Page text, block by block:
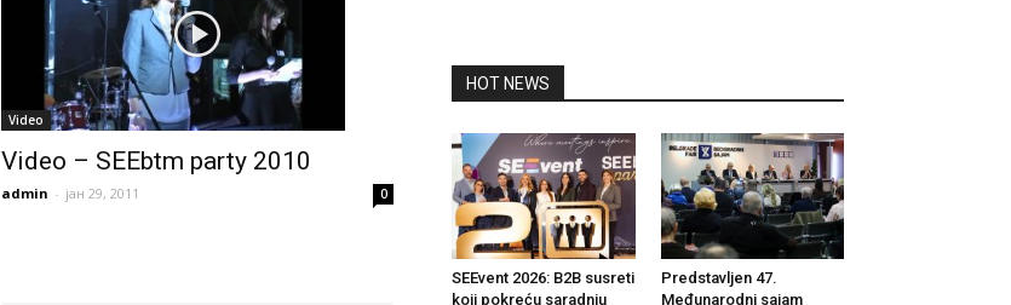
Video
Video – SEEbtm party 2010
admin - јан 29, 2011 0
HOT NEWS
SEEvent 2026: B2B susreti
koji pokreću saradnju
Predstavljen 47.
Međunarodni sajam